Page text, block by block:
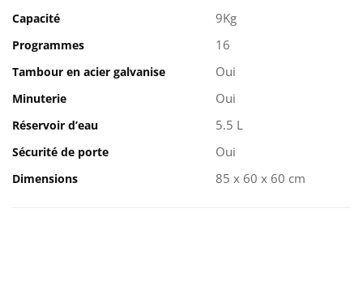
Capacité 9Kg
Programmes 16
Tambour en acier galvanise Oui
Minuterie Oui
Réservoir d’eau 5.5 L
Sécurité de porte Oui
Dimensions 85 x 60 x 60 cm